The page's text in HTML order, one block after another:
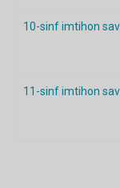
10-sinf imtihon
11-sinf imtihon